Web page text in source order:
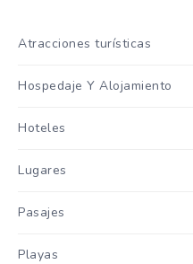
Atracciones turísticas
Hospedaje Y Alojamiento
Hoteles
Lugares
Pasajes
Playas